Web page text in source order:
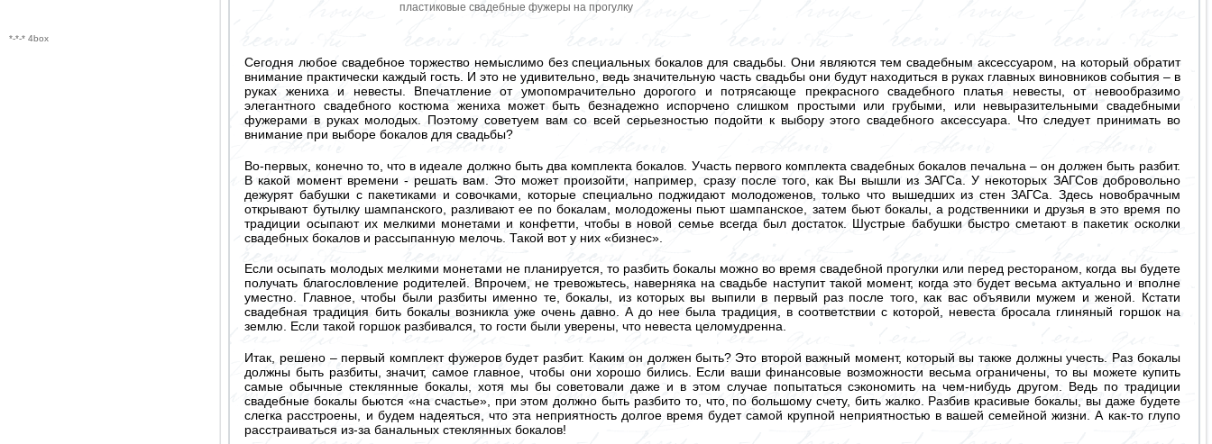
*-*-* 4box
пластиковые свадебные фужеры на прогулку
Сегодня любое свадебное торжество немыслимо без специальных бокалов для свадьбы. Они являются тем свадебным аксессуаром, на который обратит
внимание практически каждый гость. И это не удивительно, ведь значительную часть свадьбы они будут находиться в руках главных виновников события – в
руках жениха и невесты. Впечатление от умопомрачительно дорогого и потрясающе прекрасного свадебного платья невесты, от невообразимо
элегантного свадебного костюма жениха может быть безнадежно испорчено слишком простыми или грубыми, или невыразительными свадебными
фужерами в руках молодых. Поэтому советуем вам со всей серьезностью подойти к выбору этого свадебного аксессуара. Что следует принимать во
внимание при выборе бокалов для свадьбы?
Во-первых, конечно то, что в идеале должно быть два комплекта бокалов. Участь первого комплекта свадебных бокалов печальна – он должен быть разбит.
В какой момент времени - решать вам. Это может произойти, например, сразу после того, как Вы вышли из ЗАГСа. У некоторых ЗАГСов добровольно
дежурят бабушки с пакетиками и совочками, которые специально поджидают молодоженов, только что вышедших из стен ЗАГСа. Здесь новобрачным
открывают бутылку шампанского, разливают ее по бокалам, молодожены пьют шампанское, затем бьют бокалы, а родственники и друзья в это время по
традиции осыпают их мелкими монетами и конфетти, чтобы в новой семье всегда был достаток. Шустрые бабушки быстро сметают в пакетик осколки
свадебных бокалов и рассыпанную мелочь. Такой вот у них «бизнес».
Если осыпать молодых мелкими монетами не планируется, то разбить бокалы можно во время свадебной прогулки или перед рестораном, когда вы будете
получать благословление родителей. Впрочем, не тревожьтесь, наверняка на свадьбе наступит такой момент, когда это будет весьма актуально и вполне
уместно. Главное, чтобы были разбиты именно те, бокалы, из которых вы выпили в первый раз после того, как вас объявили мужем и женой. Кстати
свадебная традиция бить бокалы возникла уже очень давно. А до нее была традиция, в соответствии с которой, невеста бросала глиняный горшок на
землю. Если такой горшок разбивался, то гости были уверены, что невеста целомудренна.
Итак, решено – первый комплект фужеров будет разбит. Каким он должен быть? Это второй важный момент, который вы также должны учесть. Раз бокалы
должны быть разбиты, значит, самое главное, чтобы они хорошо бились. Если ваши финансовые возможности весьма ограничены, то вы можете купить
самые обычные стеклянные бокалы, хотя мы бы советовали даже и в этом случае попытаться сэкономить на чем-нибудь другом. Ведь по традиции
свадебные бокалы бьются «на счастье», при этом должно быть разбито то, что, по большому счету, бить жалко. Разбив красивые бокалы, вы даже будете
слегка расстроены, и будем надеяться, что эта неприятность долгое время будет самой крупной неприятностью в вашей семейной жизни. А как-то глупо
расстраиваться из-за банальных стеклянных бокалов!